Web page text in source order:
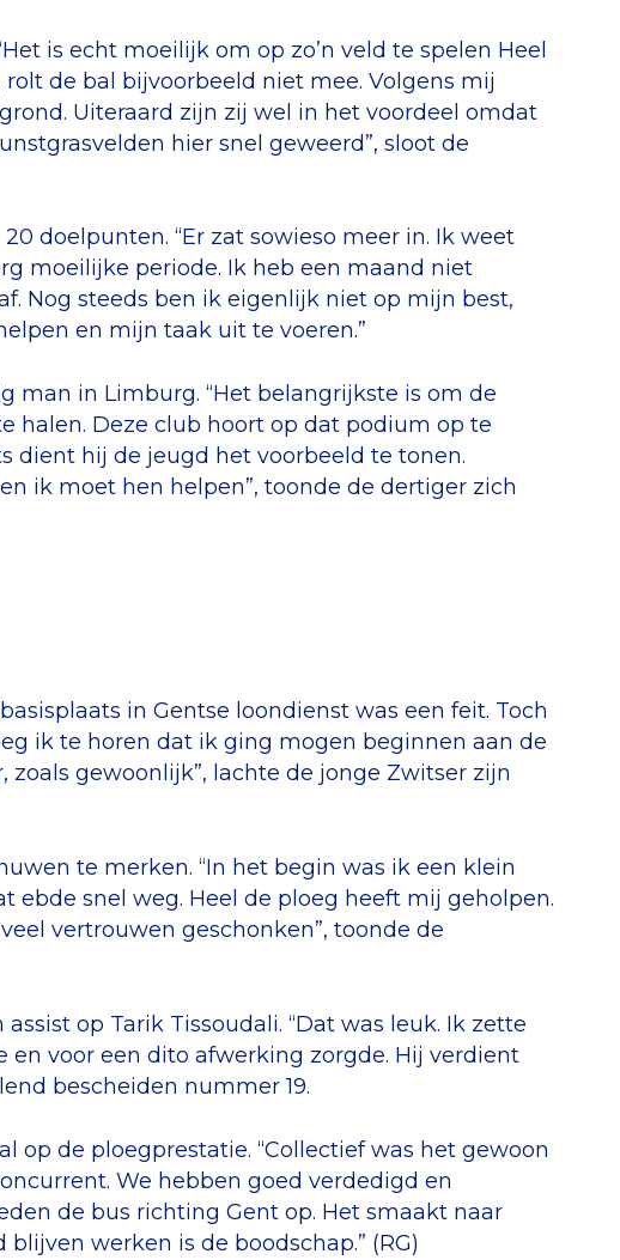
is echt moeilijk om op zo’n veld te spelen Heel
de bal bijvoorbeeld niet mee. Volgens mij
Uiteraard zijn zij wel in het voordeel omdat
hier snel geweerd”, sloot de
doelpunten. “Er zat sowieso meer in. Ik weet
moeilijke periode. Ik heb een maand niet
Nog steeds ben ik eigenlijk niet op mijn best,
en mijn taak uit te voeren.”
man in Limburg. “Het belangrijkste is om de
halen. Deze club hoort op dat podium op te
dient hij de jeugd het voorbeeld te tonen.
ik moet hen helpen”, toonde de dertiger zich
in Gentse loondienst was een feit. Toch
ik te horen dat ik ging mogen beginnen aan de
gewoonlijk”, lachte de jonge Zwitser zijn
te merken. “In het begin was ik een klein
ebde snel weg. Heel de ploeg heeft mij geholpen.
vertrouwen geschonken”, toonde de
op Tarik Tissoudali. “Dat was leuk. Ik zette
voor een dito afwerking zorgde. Hij verdient
bescheiden nummer 19.
op de ploegprestatie. “Collectief was het gewoon
We hebben goed verdedigd en
de bus richting Gent op. Het smaakt naar
werken is de boodschap.” (RG)